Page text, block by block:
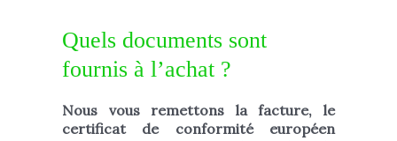
Quels documents sont
fournis à l’achat ?
Nous vous remettons la facture, le
certificat de conformité européen